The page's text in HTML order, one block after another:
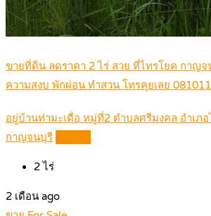
ขายที่ดิน ลดราคา 2 ไร่ สวย ที่ไทรโยค กาญจ
ความสงบ พักผ่อน ทำสวน โทรคุยเลย
อยู่บ้านท่ามะเดื่อ หมู่ที่2 ตำบลศรีมงคล อำเภ
กาญจนบุรี
2ไร่
2 เดือน ago